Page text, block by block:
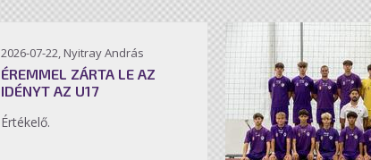
2026-07-22, Nyitray András
ÉREMMEL ZÁRTA LE AZ
IDÉNYT AZ U17
Értékelő.